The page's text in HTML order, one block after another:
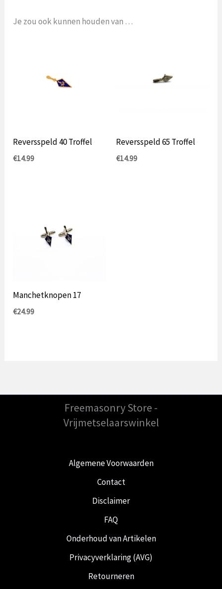
Je zou ook kunnen houden van …
Reversspeld 40 Troffel
€14.99
Reversspeld 65 Troffel
€14.99
Manchetknopen 17
€24.99
Freemasonry Store -
Vrijmetselaarswinkel
Algemene Voorwaarden
Contact
Disclaimer
FAQ
Onderhoud van Artikelen
Privacyverklaring (AVG)
Retourneren